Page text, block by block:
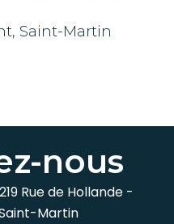
Saint-Martin
nous
219 Rue de Hollande -
Martin